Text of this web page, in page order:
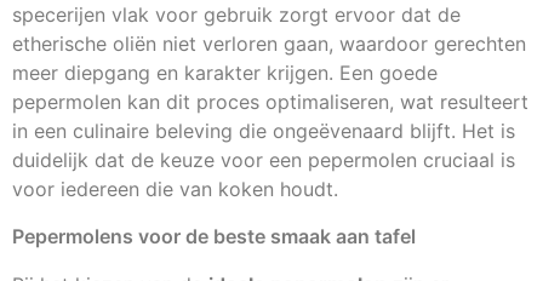
specerijen vlak voor gebruik zorgt ervoor dat de
etherische oliën niet verloren gaan, waardoor gerechten
meer diepgang en karakter krijgen. Een goede
pepermolen kan dit proces optimaliseren, wat resulteert
in een culinaire beleving die ongeëvenaard blijft. Het is
duidelijk dat de keuze voor een pepermolen cruciaal is
voor iedereen die van koken houdt.
Pepermolens voor de beste smaak aan tafel